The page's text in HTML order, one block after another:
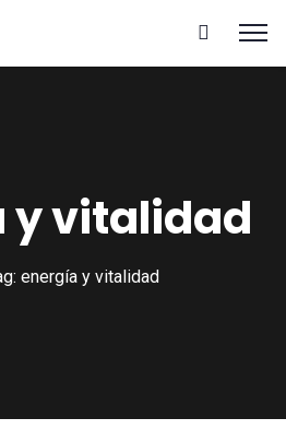
y vitalidad
energía y vitalidad